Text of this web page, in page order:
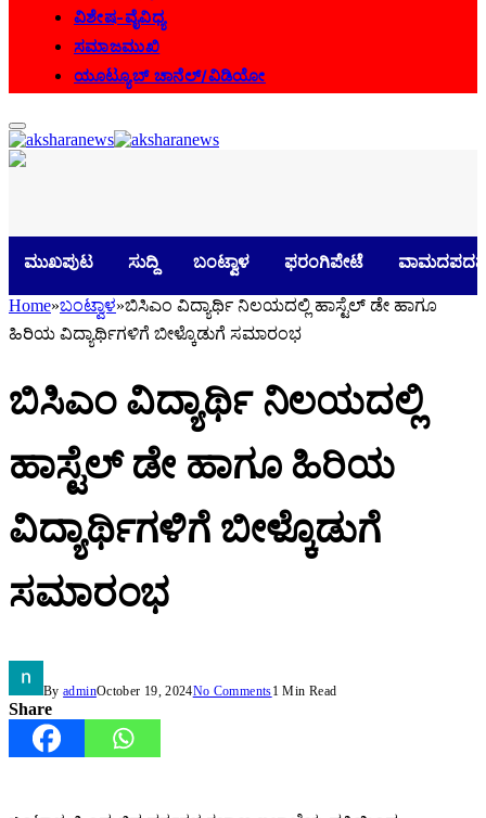
ವಿಶೇಷ-ವೈವಿಧ್ಯ
ಸಮಾಜಮುಖಿ
ಯೂಟ್ಯೂಬ್ ಚಾನೆಲ್/ವಿಡಿಯೋ
ಮುಖಪುಟ ಸುದ್ದಿ ಬಂಟ್ವಾಳ ಫರಂಗಿಪೇಟೆ
Home»ಬಂಟ್ವಾಳ»ಬಿಸಿಎಂ ವಿದ್ಯಾರ್ಥಿ ನಿಲಯದಲ್ಲಿ ಹಾಸ್ಟೆಲ್ ಡೇ ಹಾಗೂ
ಹಿರಿಯ ವಿದ್ಯಾರ್ಥಿಗಳಿಗೆ ಬೀಳ್ಕೊಡುಗೆ ಸಮಾರಂಭ
ಬಿಸಿಎಂ ವಿದ್ಯಾರ್ಥಿ ನಿಲಯದಲ್ಲಿ
ಹಾಸ್ಟೆಲ್ ಡೇ ಹಾಗೂ ಹಿರಿಯ
ವಿದ್ಯಾರ್ಥಿಗಳಿಗೆ ಬೀಳ್ಕೊಡುಗೆ
ಸಮಾರಂಭ
By adminOctober 19, 2024No Comments1 Min Read
Share